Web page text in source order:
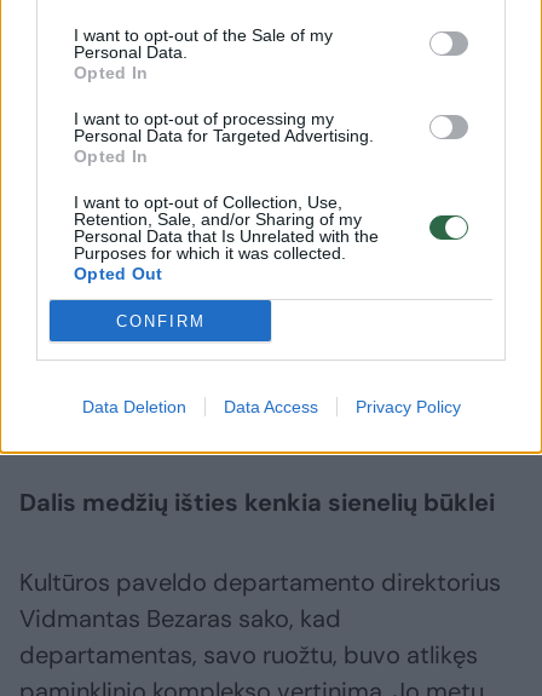
I want to opt-out of the Sale of my
Personal Data.
Opted In
I want to opt-out of processing my
Personal Data for Targeted Advertising.
Opted In
I want to opt-out of Collection, Use,
Retention, Sale, and/or Sharing of my
Personal Data that Is Unrelated with the
Purposes for which it was collected.
Opted Out
CONFIRM
Data Deletion Data Access Privacy Policy
Daugiau nuotraukų (4)
Kultūros ministras Simonas Kairys viliasi, kad medžius
aplink Romain Gary paminklą besiruošiantys kirsti
verslininkai įsiklausys į visuomenės poziciją ir
pakoreguos savo sprendimą.
Dalis medžių išties kenkia sienelių būklei
Kultūros paveldo departamento direktorius
Vidmantas Bezaras sako, kad
departamentas, savo ruožtu, buvo atlikęs